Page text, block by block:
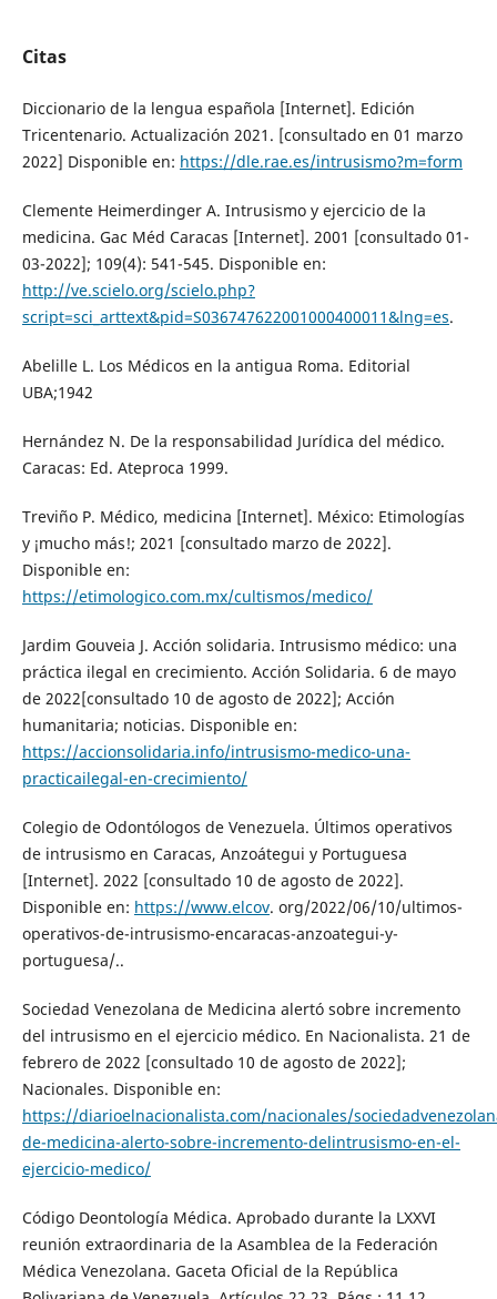
Citas
Diccionario de la lengua española [Internet]. Edición
Tricentenario. Actualización 2021. [consultado en 01 marzo
2022] Disponible en: https://dle.rae.es/intrusismo?m=form
Clemente Heimerdinger A. Intrusismo y ejercicio de la
medicina. Gac Méd Caracas [Internet]. 2001 [consultado 01-
03-2022]; 109(4): 541-545. Disponible en:
http://ve.scielo.org/scielo.php?
script=sci_arttext&pid=S036747622001000400011&lng=es.
Abelille L. Los Médicos en la antigua Roma. Editorial
UBA;1942
Hernández N. De la responsabilidad Jurídica del médico.
Caracas: Ed. Ateproca 1999.
Treviño P. Médico, medicina [Internet]. México: Etimologías
y ¡mucho más!; 2021 [consultado marzo de 2022].
Disponible en:
https://etimologico.com.mx/cultismos/medico/
Jardim Gouveia J. Acción solidaria. Intrusismo médico: una
práctica ilegal en crecimiento. Acción Solidaria. 6 de mayo
de 2022[consultado 10 de agosto de 2022]; Acción
humanitaria; noticias. Disponible en:
https://accionsolidaria.info/intrusismo-medico-una-
practicailegal-en-crecimiento/
Colegio de Odontólogos de Venezuela. Últimos operativos
de intrusismo en Caracas, Anzoátegui y Portuguesa
[Internet]. 2022 [consultado 10 de agosto de 2022].
Disponible en: https://www.elcov. org/2022/06/10/ultimos-
operativos-de-intrusismo-encaracas-anzoategui-y-
portuguesa/..
Sociedad Venezolana de Medicina alertó sobre incremento
del intrusismo en el ejercicio médico. En Nacionalista. 21 de
febrero de 2022 [consultado 10 de agosto de 2022];
Nacionales. Disponible en:
https://diarioelnacionalista.com/nacionales/
de-medicina-alerto-sobre-incremento-delintrusismo-en-el-
ejercicio-medico/
Código Deontología Médica. Aprobado durante la LXXVI
reunión extraordinaria de la Asamblea de la Federación
Médica Venezolana. Gaceta Oficial de la República